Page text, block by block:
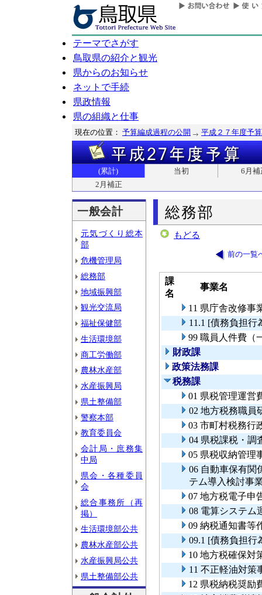
テーマでさがす
鳥取県の紹介と観光
県からのお知らせ
ネットで手続
県政情報
県の組織と仕事
現在の位置： 予算編成過程の公開 平成２７年度予算
(累計) 当初
6月補
2月補正
一般会計
元気づくり総本
部
危機管理局
総務部
地域振興部
観光交流局
福祉保健部
生活環境部
商工労働部
農林水産部
水産振興局
県土整備部
警察本部
教育委員会
会計局・庶務集
中局
県会・各種委員
会
総合事務所（再
掲）
生活環境部公共
農林水産部公共
水産振興局公共
県土整備部公共
総務部
もどる
前の一覧
課
名
事業名
11 県庁舎改修事
11.1 [債務負担行
99 職員人件費（
財政課
政策法務課
税務課
01 県税管理運営
02 地方税務職員
03 市町村税務行
04 県税課税・調
05 県税収納管理
06 自動車保有関
テム導入検討事
07 地方税電子申
08 電算システム
09 納税通知書等
09.1 [債務負担行
10 地方税確保対
11 不正軽油対策
12 県税納税奨励